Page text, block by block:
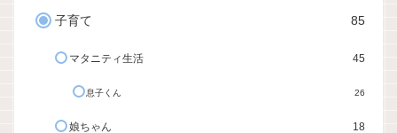
子育て 85
マタニティ生活 45
息子くん 26
娘ちゃん 18